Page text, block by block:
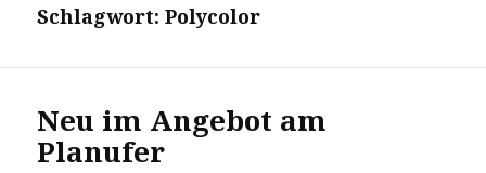
Schlagwort:Polycolor
Neu im Angebot am
Planufer